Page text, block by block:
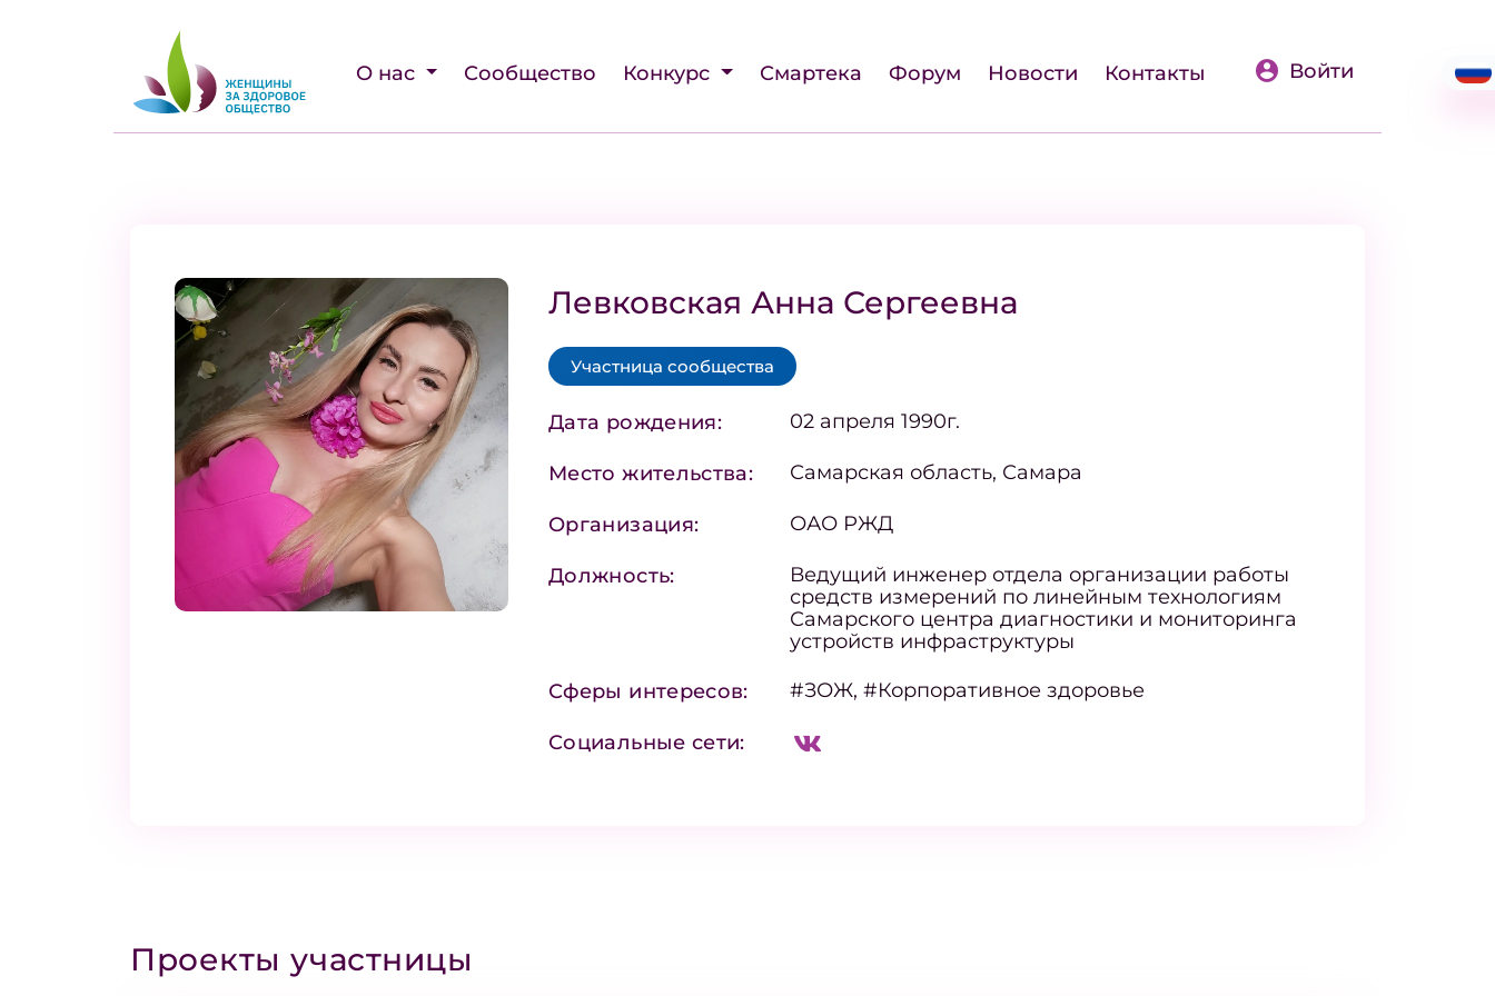
О нас Сообщество Конкурс Смартека Форум Новости Контакты Войти
Левковская Анна Сергеевна
Участница сообщества
Дата рождения: 02 апреля 1990г.
Место жительства: Самарская область, Самара
Организация: ОАО РЖД
Должность:
Ведущий инженер отдела организации работы
средств измерений по линейным технологиям
Самарского центра диагностики и мониторинга
устройств инфраструктуры
Сферы интересов: #ЗОЖ, #Корпоративное здоровье
Социальные сети:
Проекты участницы